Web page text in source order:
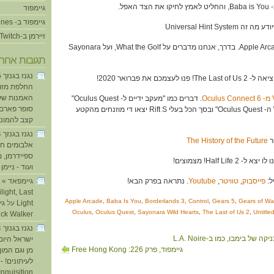
45:50 – ארז מתלהב מ- Apple Arcade. בדרך, אנחנו מדברים על What the Golf, ועל Sayonara
. דברים כמו "מעקב ידיים ל- Oculus Quest"
ו"אפשרות חיבור למחשב של ה- Oculus Quest" ובסך הכל בעלי Rift S יצאו די מוזנחים מהקטע
The History of the Future
פייסבוק, טוויטר,
Youtube. נתראה בפרק הבא!
Apple Arcade Baba Is You Borderlands 3 Control Gears 5 Gears of
Oculus Oculus Quest Sayonara Wild Hearts The Last of Us 2
גיימפוד, פרק 226: Free Hong Kong
גיימפוד
גיימפוד ב- iTunes
זיירמן ב-Twitch
תגובות
החלפת
האמנות
סופר פארם
קצב
אלבומים
ועוד - ניימן
Last
Light על
Walker
ישראל
מן וגם
לעיתונים! -